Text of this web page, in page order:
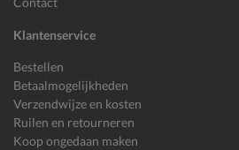
Klantenservice
Bestellen
Betaalmogelijkheden
Verzendwijze en kosten
Ruilen en retourneren
Koop ongedaan maken